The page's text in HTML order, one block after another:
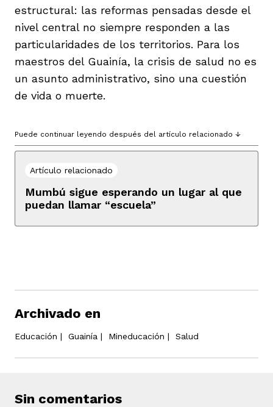
estructural: las reformas pensadas desde el
nivel central no siempre responden a las
particularidades de los territorios. Para los
maestros del Guainía, la crisis de salud no es
un asunto administrativo, sino una cuestión
de vida o muerte.
Puede continuar leyendo después del artículo relacionado ↓
Artículo relacionado
Mumbú sigue esperando un lugar al que
puedan llamar “escuela”
Archivado en
Educación | Guainía | Mineducación | Salud
Sin comentarios